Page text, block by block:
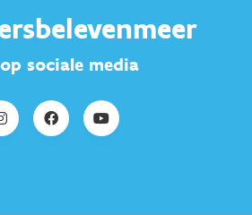
sociale media